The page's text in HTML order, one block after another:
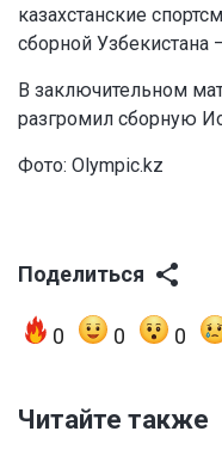
казахстанские
сборной Узбекистана
В заключительном
разгромил сборную
Фото: Olympic.kz
Поделиться
0 0 0
Читайте также